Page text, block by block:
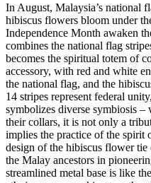
In August, Malaysia’s national
hibiscus flowers bloom under
Independence Month awaken
combines the national flag
becomes the spiritual totem of
accessory, with red and white
the national flag, and the
14 stripes represent federal
symbolizes diverse symbiosis
their collars, it is not only a
implies the practice of the spirit
design of the hibiscus flower
the Malay ancestors in
streamlined metal base is like